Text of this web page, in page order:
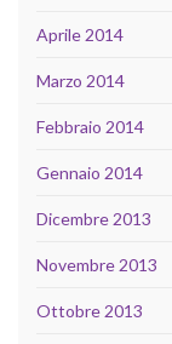
Aprile 2014
Marzo 2014
Febbraio 2014
Gennaio 2014
Dicembre 2013
Novembre 2013
Ottobre 2013